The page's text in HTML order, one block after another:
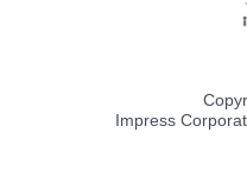
Impress